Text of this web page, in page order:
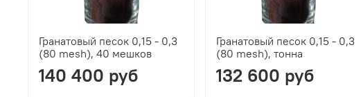
Гранатовый песок 0,15 - 0,3
(80 mesh), 40 мешков
140 400 руб
Гранатовый песок 0,15 - 0,3
(80 mesh), тонна
132 600 руб